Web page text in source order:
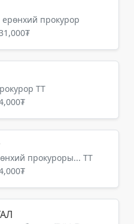
прокурор
ТТ
прокуроры... ТТ